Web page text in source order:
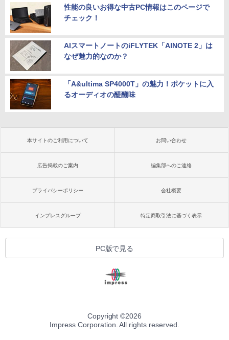
性能の良いお得な中古PC情報はこのページで
チェック！
AIスマートノートのiFLYTEK「AINOTE 2」は
なぜ魅力的なのか？
「A&ultima SP4000T」の魅力！ポケットに入
るオーディオの醍醐味
本サイトのご利用について お問い合わせ
広告掲載のご案内 編集部へのご連絡
プライバシーポリシー 会社概要
インプレスグループ 特定商取引法に基づく表示
PC版で見る
Copyright ©2026
Impress Corporation. All rights reserved.